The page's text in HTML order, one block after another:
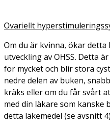
Ovariellt
Om du är kvinna, ökar
utveckling av OHSS. Detta
för mycket och blir stora
nedre delen av buken,
kräks eller om du får svårt
med din läkare som kanske
detta läkemedel (se avsnitt